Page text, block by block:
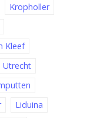
Kropholler
Kleef
Utrecht
Liduina